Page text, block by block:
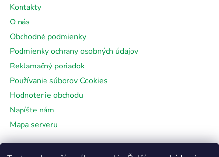
Kontakty
O nás
Obchodné podmienky
Podmienky ochrany osobných údajov
Reklamačný poriadok
Používanie súborov Cookies
Hodnotenie obchodu
Napíšte nám
Mapa serveru